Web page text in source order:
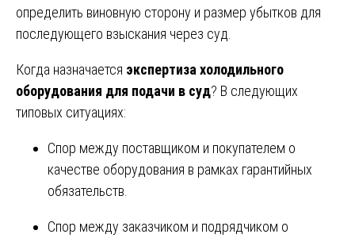
определить виновную сторону и размер убытков для
последующего взыскания через суд.
Когда назначается экспертиза холодильного
оборудования для подачи в суд? В следующих
типовых ситуациях:
Спор между поставщиком и покупателем о
качестве оборудования в рамках гарантийных
обязательств.
Спор между заказчиком и подрядчиком о